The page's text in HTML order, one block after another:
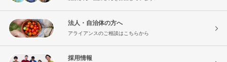
法人・自治体の方へ
アライアンスのご相談はこちらから
採用情報